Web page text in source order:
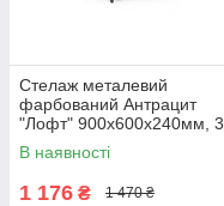
Стелаж металевий
фарбований Антрацит
"Лофт" 900х600х240мм, 3
полиці, ЛДСП колір полиць
Дуб Артізан | Стелаж для
В наявності
1 176 ₴ 1 470 ₴